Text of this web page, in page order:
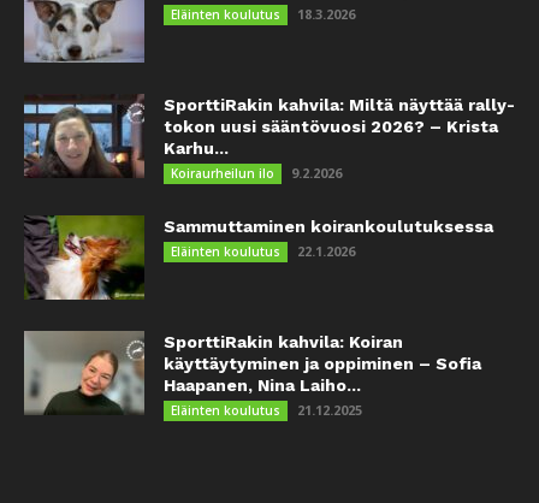
Eläinten koulutus 18.3.2026
SporttiRakin kahvila: Miltä näyttää rally-
tokon uusi sääntövuosi 2026? – Krista
Karhu...
Koiraurheilun ilo 9.2.2026
Sammuttaminen koirankoulutuksessa
Eläinten koulutus 22.1.2026
SporttiRakin kahvila: Koiran
käyttäytyminen ja oppiminen – Sofia
Haapanen, Nina Laiho...
Eläinten koulutus 21.12.2025